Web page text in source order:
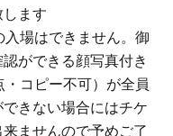
ます
場はできません。御
ができる顔写真付き
コピー不可）が全員
きない場合にはチケ
ませんので予めご了